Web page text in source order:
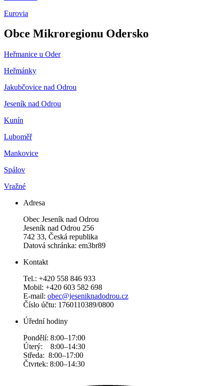
Eurovia
Obce Mikroregionu Odersko
Heřmanice u Oder
Heřmánky
Jakubčovice nad Odrou
Jeseník nad Odrou
Kunín
Luboměř
Mankovice
Spálov
Vražné
Adresa
Obec Jeseník nad Odrou
Jeseník nad Odrou 256
742 33, Česká republika
Datová schránka: em3br89
Kontakt
Tel.: +420 558 846 933
Mobil: +420 603 582 698
E-mail: obec@jeseniknadodrou.cz
Číslo účtu: 1760110389/0800
Úřední hodiny
Pondělí: 8:00–17:00
Úterý: 8:00–14:30
Středa: 8:00–17:00
Čtvrtek: 8:00–14:30